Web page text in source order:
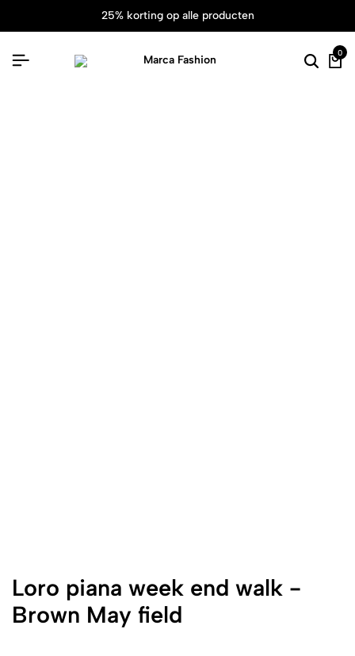
25% korting op alle producten
0
Loro piana week end walk -
Brown May field